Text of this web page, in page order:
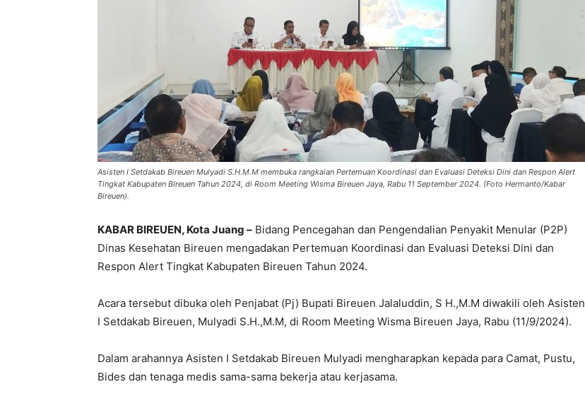
Asisten I Setdakab Bireuen Mulyadi S.H.M.M membuka rangkaian Pertemuan Koordinasi dan Evaluasi Deteksi Dini dan Respon Alert
Tingkat Kabupaten Bireuen Tahun 2024, di Room Meeting Wisma Bireuen Jaya, Rabu 11 September 2024. (Foto Hermanto/Kabar
Bireuen).
KABAR BIREUEN, Kota Juang – Bidang Pencegahan dan Pengendalian Penyakit Menular (P2P)
Dinas Kesehatan Bireuen mengadakan Pertemuan Koordinasi dan Evaluasi Deteksi Dini dan
Respon Alert Tingkat Kabupaten Bireuen Tahun 2024.
Acara tersebut dibuka oleh Penjabat (Pj) Bupati Bireuen Jalaluddin, S H.,M.M diwakili oleh Asisten
I Setdakab Bireuen, Mulyadi S.H.,M.M, di Room Meeting Wisma Bireuen Jaya, Rabu (11/9/2024).
Dalam arahannya Asisten I Setdakab Bireuen Mulyadi mengharapkan kepada para Camat, Pustu,
Bides dan tenaga medis sama-sama bekerja atau kerjasama.